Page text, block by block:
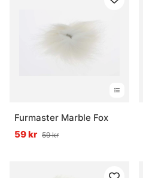
Furmaster Marble Fox
59 kr 59 kr